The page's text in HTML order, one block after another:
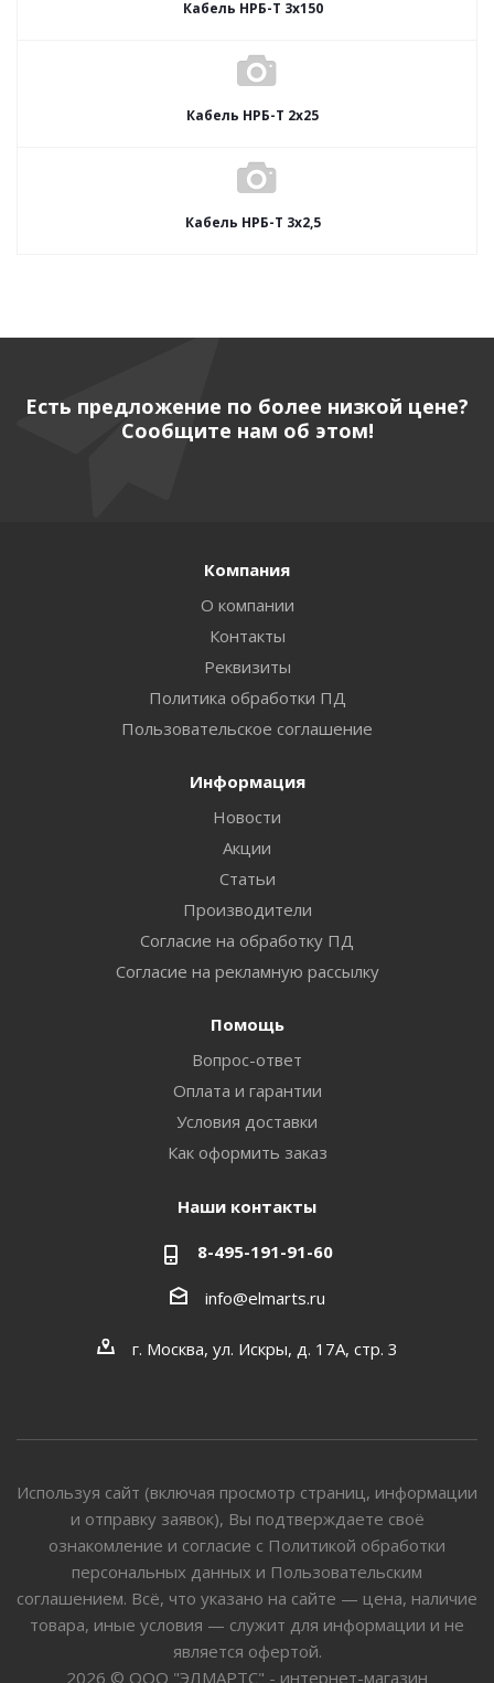
Кабель НРБ-Т 3х150
Кабель НРБ-Т 2х25
Кабель НРБ-Т 3х2,5
Есть предложение по более низкой цене?
Сообщите нам об этом!
Компания
О компании
Контакты
Реквизиты
Политика обработки ПД
Пользовательское соглашение
Информация
Новости
Акции
Статьи
Производители
Согласие на обработку ПД
Согласие на рекламную рассылку
Помощь
Вопрос-ответ
Оплата и гарантии
Условия доставки
Как оформить заказ
Наши контакты
8-495-191-91-60
info@elmarts.ru
г. Москва, ул. Искры, д. 17А, стр. 3
Используя сайт (включая просмотр страниц, информации
и отправку заявок), Вы подтверждаете своё
ознакомление и согласие с Политикой обработки
персональных данных и Пользовательским
соглашением. Всё, что указано на сайте — цена, наличие
товара, иные условия — служит для информации и не
является офертой.
2026 © ООО "ЭЛМАРТС" - интернет-магазин